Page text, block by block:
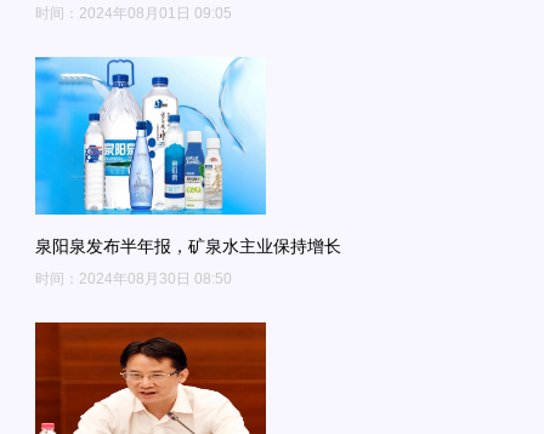
时间：2024年08月01日 09:05
泉阳泉发布半年报，矿泉水主业保持增长
时间：2024年08月30日 08:50